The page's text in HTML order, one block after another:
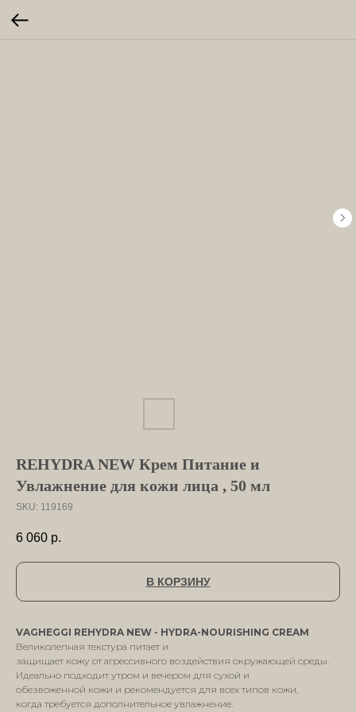
REHYDRA NEW Крем Питание и
Увлажнение для кожи лица , 50 мл
SKU: 119169
6 060 р.
В КОРЗИНУ
VAGHEGGI REHYDRA NEW - HYDRA-NOURISHING CREAM
Великолепная текстура питает и
защищает кожу от агрессивного воздействия окружающей среды.
Идеально подходит утром и вечером для сухой и
обезвоженной кожи и рекомендуется для всех типов кожи,
когда требуется дополнительное увлажнение.